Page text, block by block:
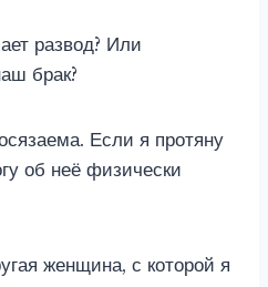
развод? Или
брак?
Если я протяну
об неё физически
женщина, с которой я